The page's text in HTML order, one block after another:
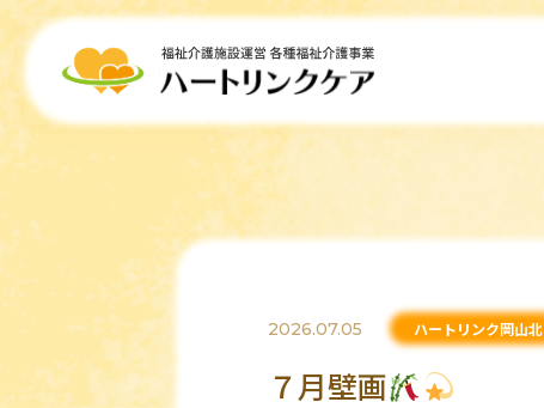
2026.07.05 ハートリンク岡山北
７月壁画